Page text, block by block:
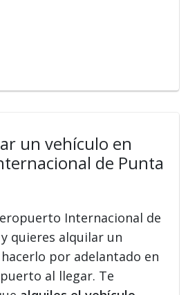
un vehículo en
de Punta
Internacional de
y quieres alquilar un
por adelantado en
al llegar. Te